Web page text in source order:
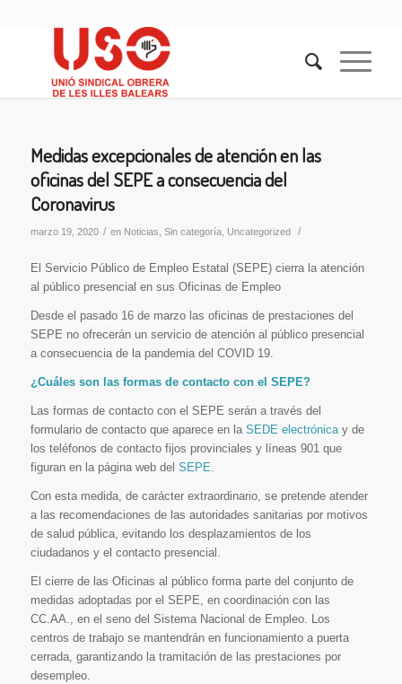
Medidas excepcionales de atención en las
oficinas del SEPE a consecuencia del
Coronavirus
marzo 19, 2020 / en Noticias Sin categoría, Uncategorized /
El Servicio Público de Empleo Estatal (SEPE) cierra la atención
al público presencial en sus Oficinas de Empleo
Desde el pasado 16 de marzo las oficinas de prestaciones del
SEPE no ofrecerán un servicio de atención al público presencial
a consecuencia de la pandemia del COVID 19.
¿Cuáles son las formas de contacto con el SEPE?
Las formas de contacto con el SEPE serán a través del
formulario de contacto que aparece en la SEDE electrónicay de
los teléfonos de contacto fijos provinciales y líneas 901 que
figuran en la página web del SEPE.
Con esta medida, de carácter extraordinario, se pretende atender
a las recomendaciones de las autoridades sanitarias por motivos
de salud pública, evitando los desplazamientos de los
ciudadanos y el contacto presencial.
El cierre de las Oficinas al público forma parte del conjunto de
medidas adoptadas por el SEPE, en coordinación con las
CC.AA., en el seno del Sistema Nacional de Empleo. Los
centros de trabajo se mantendrán en funcionamiento a puerta
cerrada, garantizando la tramitación de las prestaciones por
desempleo.